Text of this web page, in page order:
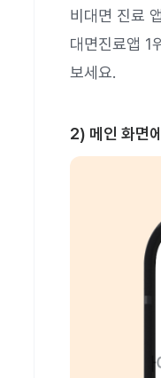
비대면 진료
대면진료앱 1
보세요.
2) 메인 화면